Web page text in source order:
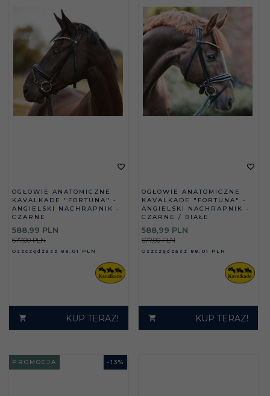
OGŁOWIE ANATOMICZNE
KAVALKADE "FORTUNA" -
ANGIELSKI NACHRAPNIK -
CZARNE
588,99 PLN
677,00 PLN
Oszczędzasz 88.01 PLN
KUP TERAZ!
OGŁOWIE ANATOMICZNE
KAVALKADE "FORTUNA" -
ANGIELSKI NACHRAPNIK -
CZARNE / BIAŁE
588,99 PLN
677,00 PLN
Oszczędzasz 88.01 PLN
KUP TERAZ!
- 13%
PROMOCJA